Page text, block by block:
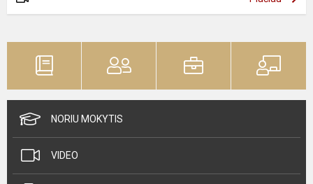
NORIU MOKYTIS
VIDEO